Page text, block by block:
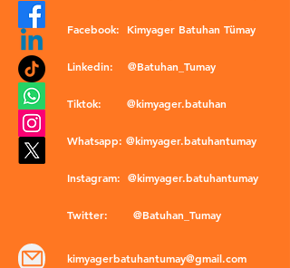
Facebook: Kimyager Batuhan Tümay
Linkedin: @Batuhan_Tumay
Tiktok: @kimyager.batuhan
Whatsapp: @kimyager.batuhantumay
Instagram: @kimyager.batuhantumay
Twitter: @Batuhan_Tumay
kimyagerbatuhantumay@gmail.com